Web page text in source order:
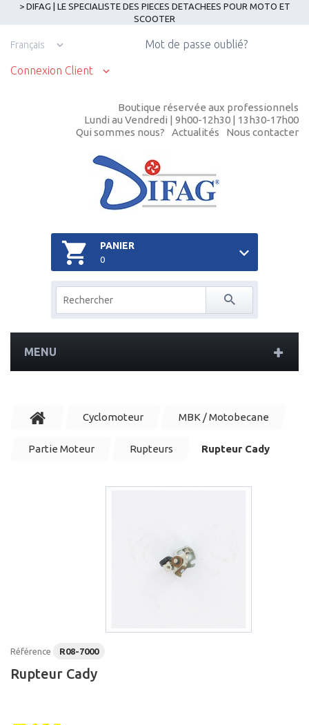
> DIFAG | LE SPECIALISTE DES PIECES DETACHEES POUR MOTO ET
SCOOTER
Français
Connexion Client
Mot de passe oublié?
Boutique réservée aux professionnels
Lundi au Vendredi | 9h00-12h30 | 13h30-17h00
Qui sommes nous?
Actualités Nous contacter
PANIER
0
MENU
Cyclomoteur MBK / Motobecane
Partie Moteur Rupteurs Rupteur Cady
Référence R08-7000
Rupteur Cady